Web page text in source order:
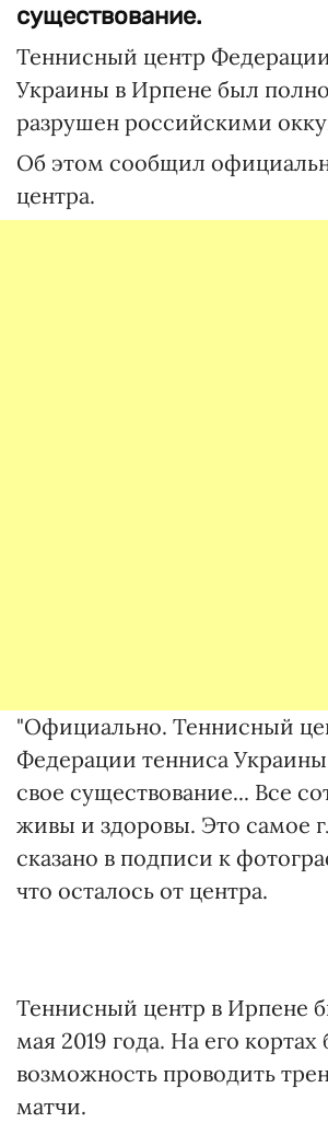
существование.
Теннисный центр
Украины в Ирпене был
разрушен российскими
Об этом сообщил
центра.
"Официально. Теннисный
Федерации тенниса
свое существование... Все
живы и здоровы. Это самое
сказано в подписи к
что осталось от центра.
Теннисный центр в Ирпене
мая 2019 года. На его кортах
возможность проводить
матчи.